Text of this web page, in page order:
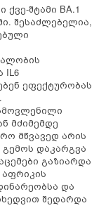
შტამი BA.1
შესაძლებელია,
IL6
ეფექტურობას
მძიმემდე
მწვავედ არის
დაკარგვა
გაზიარდა
და
შედარდა